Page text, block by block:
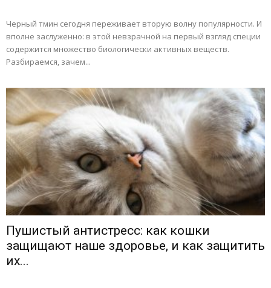
Черный тмин сегодня переживает вторую волну популярности. И
вполне заслуженно: в этой невзрачной на первый взгляд специи
содержится множество биологически активных веществ.
Разбираемся, зачем...
Пушистый антистресс: как кошки
защищают наше здоровье, и как защитить
их...